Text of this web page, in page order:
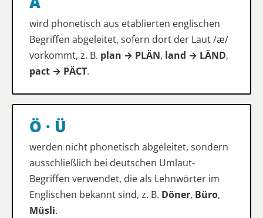
wird phonetisch aus etablierten englischen
Begriffen abgeleitet, sofern dort der Laut /æ/
vorkommt, z. B. plan → PLÄN, land → LÄND,
pact → PÄCT.
Ö · Ü
werden nicht phonetisch abgeleitet, sondern
ausschließlich bei deutschen Umlaut-
Begriffen verwendet, die als Lehnwörter im
Englischen bekannt sind, z. B. Döner, Büro,
Müsli.